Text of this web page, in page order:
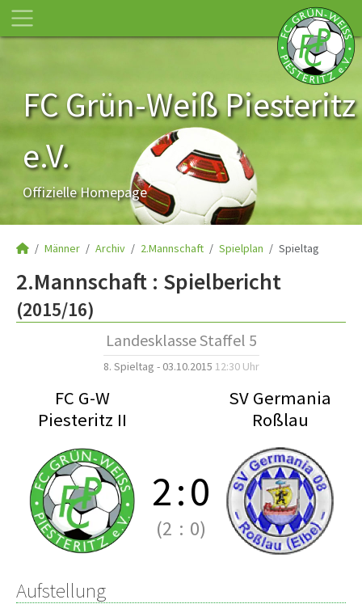
FC Grün-Weiß Piesteritz
e.V.
Offizielle Homepage
Männer Archiv 2.Mannschaft Spielplan Spieltag
2.Mannschaft : Spielbericht
(2015/16)
Landesklasse Staffel 5
8. Spieltag - 03.10.2015 12:30 Uhr
FC G-W
Piesteritz II
SV Germania
Roßlau
2:0
(2 : 0)
Aufstellung